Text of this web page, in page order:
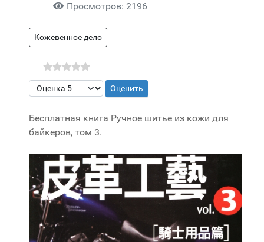
Просмотров: 2196
Кожевенное дело
Пожалуйста, оцените
Бесплатная книга Ручное шитье из кожи для
байкеров, том 3.